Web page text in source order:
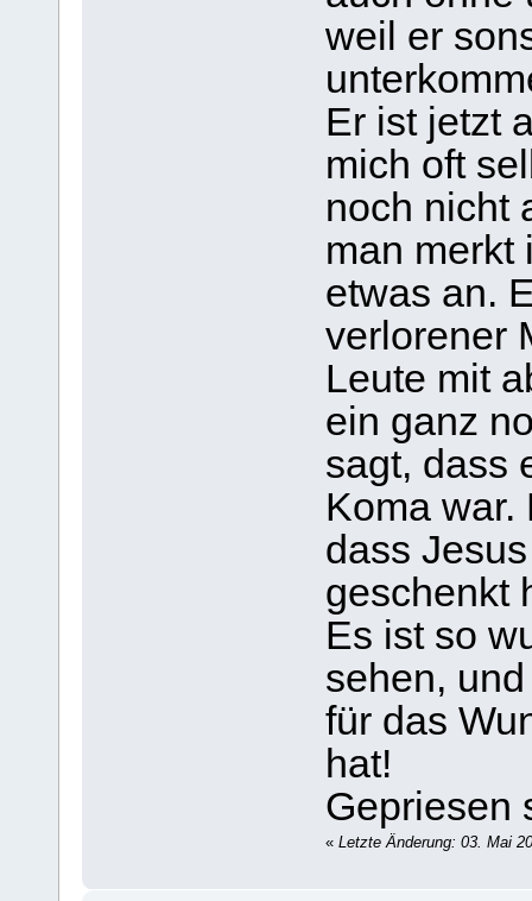
weil er
Er ist jetzt
mich oft
noch nicht
man merkt
etwas an.
verlorener
Leute mit
ein ganz
sagt, dass
Koma war.
dass
geschenkt
Es ist so
sehen,
für das
hat!
Gepriesen
« Letzte Änderung: 03. Mai